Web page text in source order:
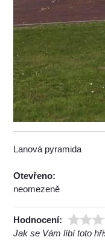
Lanová pyramida
Otevřeno:
neomezeně
Hodnocení:
Jak se Vám líbí toto